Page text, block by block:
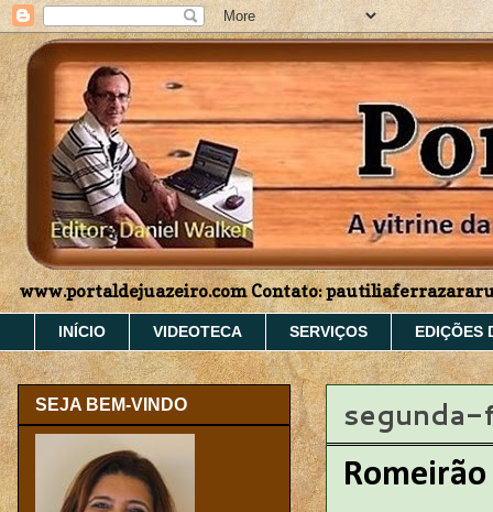
www.portaldejuazeiro.com Contato:
INÍCIO VIDEOTECA SERVIÇOS EDIÇÕES
SEJA BEM-VINDO